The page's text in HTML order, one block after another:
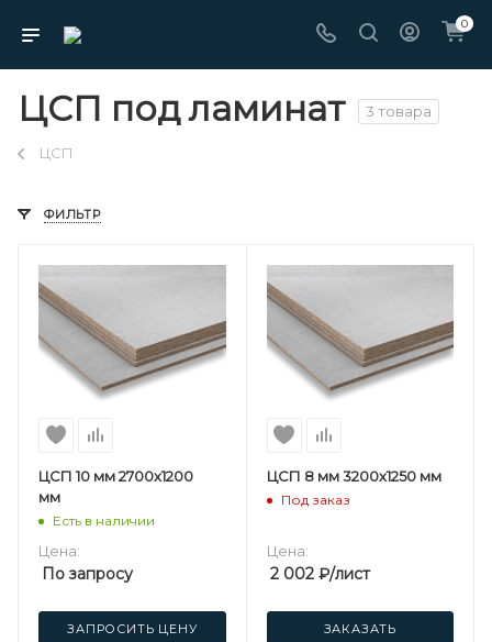
0
ЦСП под ламинат 3 товара
ЦСП
ФИЛЬТР
ЦСП 10 мм 2700х1200
мм
Есть в наличии
Цена:
По запросу
ЗАПРОСИТЬ ЦЕНУ
ЦСП 8 мм 3200х1250 мм
Под заказ
Цена:
2 002₽/лист
ЗАКАЗАТЬ